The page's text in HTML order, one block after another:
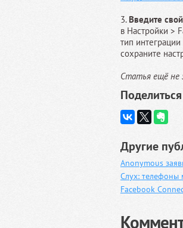
3. Введите
в Настройки >
тип
сохраните
Статья ещё не
Поделиться
Другие
Anonymous
Слух: телефоны
Facebook